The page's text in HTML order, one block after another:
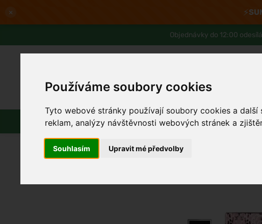
Používáme soubory cookies
Tyto webové stránky používají soubory cookies a
reklam, analýzy návštěvnosti webových stránek a
Souhlasím Upravit mé předvolby
× ⚡
Objednávky do 12:00
Parfémy Líčení Vlasy Pleť Tělo